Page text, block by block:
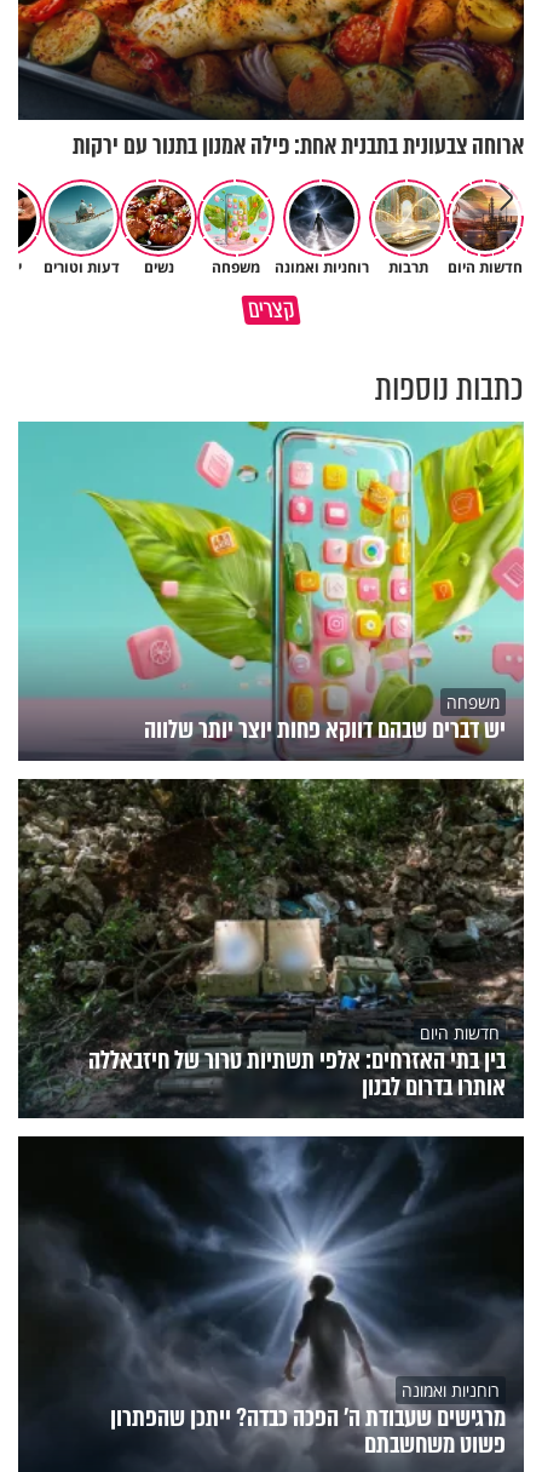
ארוחה צבעונית בתבנית אחת: פילה אמנון בתנור עם ירקות
חדשות היום תרבות רוחניות ואמונה משפחה נשים דעות וטורים
קצרים
כתבות נוספות
משפחה
יש דברים שבהם דווקא פחות יוצר יותר שלווה
חדשות היום
בין בתי האזרחים: אלפי תשתיות טרור של חיזבאללה
אותרו בדרום לבנון
רוחניות ואמונה
מרגישים שעבודת ה' הפכה כבדה? ייתכן שהפתרון
פשוט משחשבתם